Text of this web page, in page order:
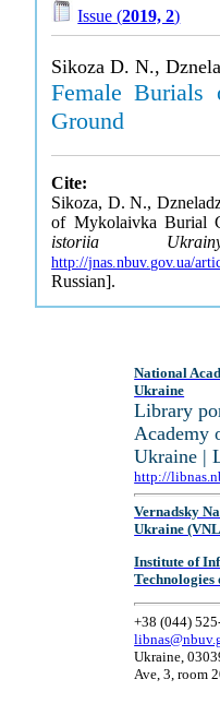
Issue (2019, 2)
Sikoza D. N.,
Female
Ground
Cite:
Sikoza, D. N.,
of Mykolaivka Burial
istoriia
http://jnas.nbuv.gov.ua/
Russian].
National
Ukraine
Library
Academy
Ukraine |
http://
Vernadsky
Ukraine
Institute of
Technologies
+38 (044)
Ukraine,
Ave, 3, room